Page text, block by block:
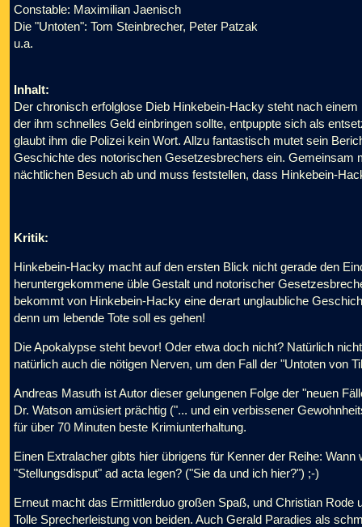
Constable: Maximilian Jaenisch
Die "Untoten": Tom Steinbrecher, Peter Patzak
u.a.
Inhalt:
Der chronisch erfolglose Dieb Hinkebein-Hacky steht nach
der ihm schnelles Geld einbringen sollte, entpuppte sich als
glaubt ihm die Polizei kein Wort. Allzu fantastisch mutet sein
Geschichte des notorischen Gesetzesbrechers ein. Gemeinsam
nächtlichen Besuch ab und muss feststellen, dass Hinkebein-
Kritik:
Hinkebein-Hacky macht auf den ersten Blick nicht gerade den
heruntergekommene üble Gestalt und notorischer
bekommt von Hinkebein-Hacky eine derart unglaubliche
denn um lebende Tote soll es gehen!
Die Apokalypse steht bevor! Oder etwa doch nicht? Natürlich
natürlich auch die nötigen Nerven, um den Fall der "Untoten von
Andreas Masuth ist Autor dieser gelungenen Folge der "neuen
Dr. Watson amüsiert prächtig ("... und ein verbissener
für über 70 Minuten beste Krimiunterhaltung.
Einen Extralacher gibts hier übrigens für Kenner der Reihe:
"Stellungsdisput" ad acta legen? ("Sie da und ich hier?") ;-)
Erneut macht das Ermittlerduo großen Spaß, und Christian Rode
Tolle Sprecherleistung von beiden. Auch Gerald Paradies als